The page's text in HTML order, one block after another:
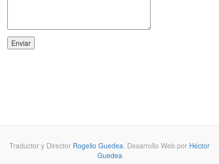
Traductor y Director Rogelio Guedea. Desarrollo Web por Héctor
Guedea